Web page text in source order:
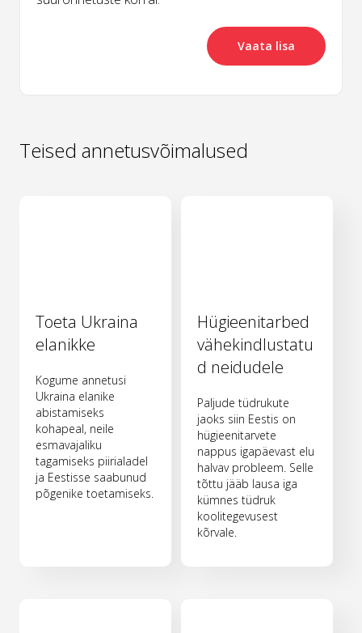
Vaata lisa
Teised annetusvõimalused
Toeta Ukraina
elanikke
Kogume annetusi
Ukraina elanike
abistamiseks
kohapeal, neile
esmavajaliku
tagamiseks piirialadel
ja Eestisse saabunud
põgenike toetamiseks.
Hügieenitarbed
vähekindlustatu
d neidudele
Paljude tüdrukute
jaoks siin Eestis on
hügieenitarvete
nappus igapäevast elu
halvav probleem. Selle
tõttu jääb lausa iga
kümnes tüdruk
koolitegevusest
kõrvale.